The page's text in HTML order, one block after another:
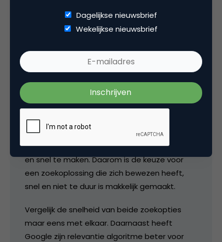
6 Reacties
André Scholten
@Gerard: zoektechnologie op een site is echt
ontzettend moeilijk om efficiënt in te richten
en snel te maken. Daarom is de keuze voor
een zoekoplossing die zich bewezen heeft,
snel en niet te duur is makkelijk gemaakt.
Vergelijk de snelheid van beide zoekopties
maar eens met elkaar. Daarnaast heeft
Google zijn relevantie algoritme beter voor
Dagelijkse nieuwsbrief
Wekelijkse nieuwsbrief